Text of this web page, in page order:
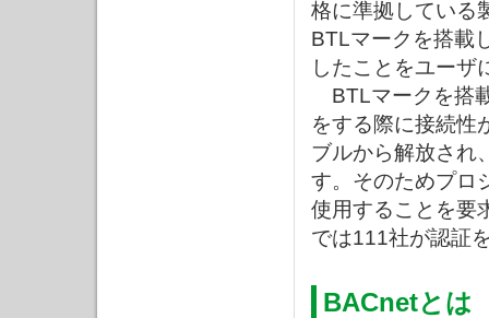
格に準拠している
BTLマークを搭載
したことをユーザ
BTLマークを搭
をする際に接続性
ブルから解放され
す。そのためプロ
使用することを要
では111社が認証
BACnetとは